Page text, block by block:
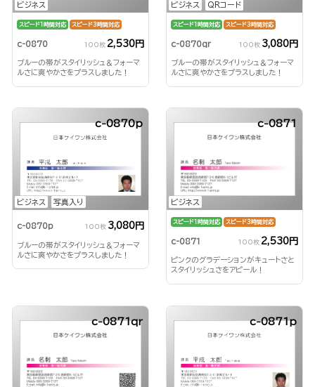
ビジネス
スピード1時間対応 スピード3時間対応
c-0870 100枚 2,530円
ブルーの帯がスタイリッシュ＆フォーマ
ルさに爽やかさをプラスしました！
ビジネス QRコード
スピード1時間対応 スピード3時間対応
c-0870qr 100枚 3,080円
ブルーの帯がスタイリッシュ＆フォーマ
ルさに爽やかさをプラスしました！
ビジネス 写真入り
c-0870p
c-0870p 100枚 3,080円
ブルーの帯がスタイリッシュ＆フォーマ
ルさに爽やかさをプラスしました！
ビジネス
c-0871
スピード1時間対応 スピード3時間対応
c-0871 100枚 2,530円
ピンクのグラデーションがキュートさと
スタイリッシュさをアピール！
c-0871qr c-0871p